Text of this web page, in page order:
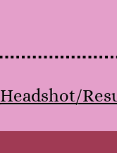
Headshot/